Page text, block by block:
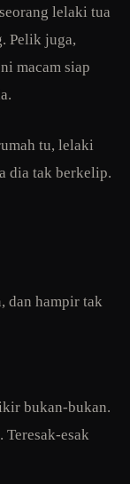
lelaki tua
Pelik juga,
macam siap
tu, lelaki
dia tak berkelip.
dan hampir tak
bukan-bukan.
Teresak-esak